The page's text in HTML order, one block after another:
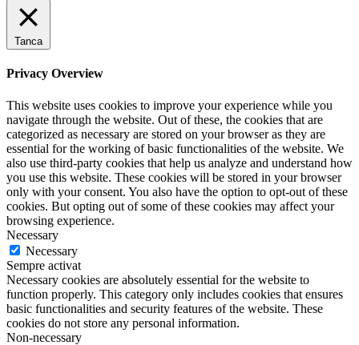
Tanca
Privacy Overview
This website uses cookies to improve your experience while you
navigate through the website. Out of these, the cookies that are
categorized as necessary are stored on your browser as they are
essential for the working of basic functionalities of the website. We
also use third-party cookies that help us analyze and understand how
you use this website. These cookies will be stored in your browser
only with your consent. You also have the option to opt-out of these
cookies. But opting out of some of these cookies may affect your
browsing experience.
Necessary
Necessary
Sempre activat
Necessary cookies are absolutely essential for the website to
function properly. This category only includes cookies that ensures
basic functionalities and security features of the website. These
cookies do not store any personal information.
Non-necessary